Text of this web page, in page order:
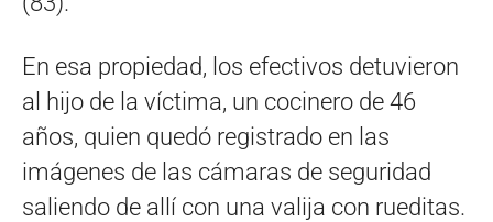
En esa propiedad, los efectivos detuvieron
al hijo de la víctima, un cocinero de 46
años, quien quedó registrado en las
imágenes de las cámaras de seguridad
saliendo de allí con una valija con rueditas.